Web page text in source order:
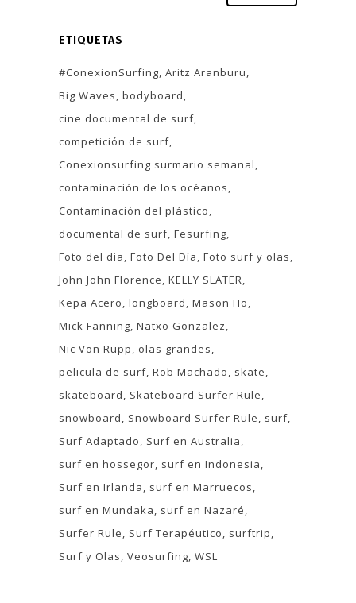
ETIQUETAS
#ConexionSurfing Aritz Aranburu
Big Waves bodyboard
cine documental de surf
competición de surf
Conexionsurfing surmario semanal
contaminación de los océanos
Contaminación del plástico
documental de surf Fesurfing
Foto del dia Foto Del Día Foto surf y olas
John John Florence KELLY SLATER
Kepa Acero longboard Mason Ho
Mick Fanning Natxo Gonzalez
Nic Von Rupp
olas grandes
pelicula de surf Rob Machado
skate
skateboard
Skateboard Surfer Rule
snowboard
Snowboard Surfer Rule
surf
Surf Adaptado
Surf en Australia
surf en hossegor surf en Indonesia
Surf en Irlanda
surf en Marruecos
surf en Mundaka
surf en Nazaré
Surfer Rule
Surf Terapéutico
surftrip
Surf y Olas Veosurfing WSL